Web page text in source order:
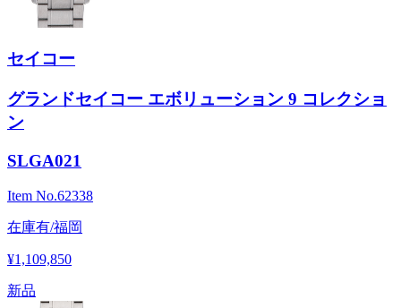
セイコー
グランドセイコー エボリューション 9 コレクショ
ン
SLGA021
Item No.62338
在庫有/福岡
¥1,109,850
新品